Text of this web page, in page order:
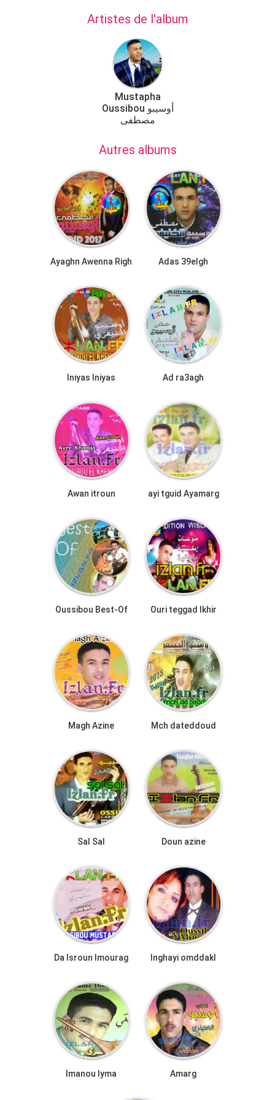
Artistes de l'album
Mustapha
Oussibou أوسيبو
مصطفى
Autres albums
Ayaghn Awenna Righ Adas 39elgh
Iniyas Iniyas Ad ra3agh
Awan itroun ayi tguid Ayamarg
Oussibou Best-Of Ouri teggad lkhir
Magh Azine Mch dateddoud
Sal Sal Doun azine
Da Isroun Imourag Inghayi omddakl
Imanou Iyma Amarg